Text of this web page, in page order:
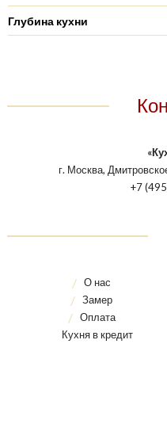
Глубина кухни
г. Москва,
+7
О нас
Замер
Оплата
Кухня в кредит